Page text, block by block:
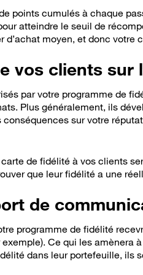
points cumulés à chaque
atteindre le seuil de
d’achat moyen, et donc votre
vos clients sur
par votre programme de
Plus généralement, ils
sur votre
de fidélité à vos clients
que leur fidélité a une
de
programme de fidélité
Ce qui les amènera
dans leur portefeuille, ils